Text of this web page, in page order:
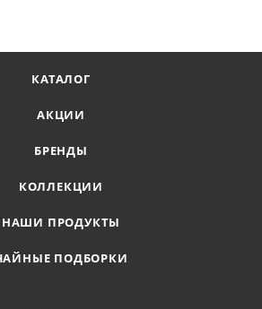
КАТАЛОГ
АКЦИИ
БРЕНДЫ
КОЛЛЕКЦИИ
НАШИ ПРОДУКТЫ
ПОДБОРКИ